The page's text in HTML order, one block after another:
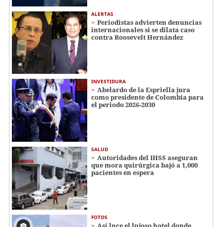
ALERTAS
Periodistas advierten denuncias
internacionales si se dilata caso
contra Roosevelt Hernández
INVESTIDURA
Abelardo de la Espriella jura
como presidente de Colombia para
el periodo 2026-2030
SALUD
Autoridades del IHSS aseguran
que mora quirúrgica bajó a 1,000
pacientes en espera
FOTOS